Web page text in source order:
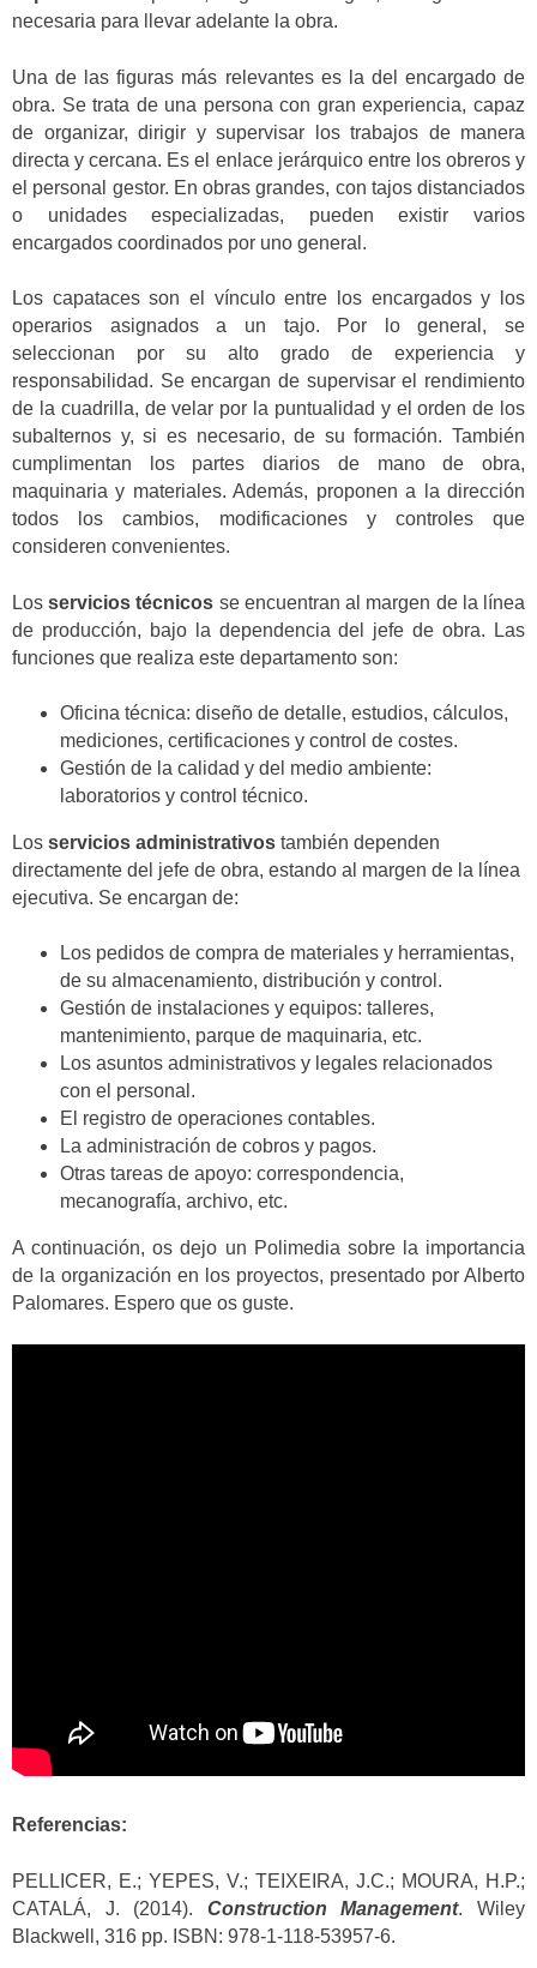
necesaria para llevar adelante la obra.
Una de las figuras más relevantes es la del encargado de
obra. Se trata de una persona con gran experiencia, capaz
de organizar, dirigir y supervisar los trabajos de manera
directa y cercana. Es el enlace jerárquico entre los obreros y
el personal gestor. En obras grandes, con tajos distanciados
o unidades especializadas, pueden existir varios
encargados coordinados por uno general.
Los capataces son el vínculo entre los encargados y los
operarios asignados a un tajo. Por lo general, se
seleccionan por su alto grado de experiencia y
responsabilidad. Se encargan de supervisar el rendimiento
de la cuadrilla, de velar por la puntualidad y el orden de los
subalternos y, si es necesario, de su formación. También
cumplimentan los partes diarios de mano de obra,
maquinaria y materiales. Además, proponen a la dirección
todos los cambios, modificaciones y controles que
consideren convenientes.
Losservicios técnicos se encuentran al margen de la línea
de producción, bajo la dependencia del jefe de obra. Las
funciones que realiza este departamento son:
Oficina técnica: diseño de detalle, estudios, cálculos,
mediciones, certificaciones y control de costes.
Gestión de la calidad y del medio ambiente:
laboratorios y control técnico.
Los servicios administrativos también dependen
directamente del jefe de obra, estando al margen de la línea
ejecutiva. Se encargan de:
Los pedidos de compra de materiales y herramientas,
de su almacenamiento, distribución y control.
Gestión de instalaciones y equipos: talleres,
mantenimiento, parque de maquinaria, etc.
Los asuntos administrativos y legales relacionados
con el personal.
El registro de operaciones contables.
La administración de cobros y pagos.
Otras tareas de apoyo: correspondencia,
mecanografía, archivo, etc.
A continuación, os dejo un Polimedia sobre la importancia
de la organización en los proyectos, presentado por Alberto
Palomares. Espero que os guste.
Referencias:
PELLICER, E.; YEPES, V.; TEIXEIRA, J.C.; MOURA, H.P.;
CATALÁ, J. (2014). Construction Management. Wiley
Blackwell, 316 pp. ISBN: 978-1-118-53957-6.